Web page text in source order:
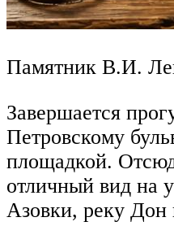
Памятник В.И.
Завершается
Петровскому
площадкой.
отличный вид на
Азовки, реку Дон